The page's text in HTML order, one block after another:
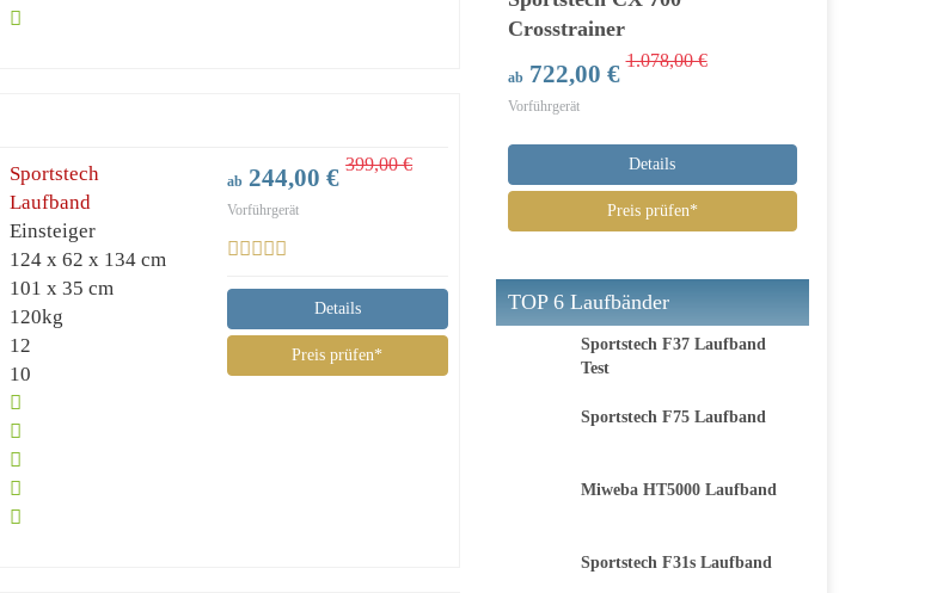
ab 244,00 €399,00 €
Vorführgerät
Details
Preis prüfen*
Sportstech
Laufband
Einsteiger
124 x 62 x 134 cm
101 x 35 cm
120kg
12
10
Crosstrainer
ab722,00 € 1.078,00 €
Vorführgerät
Details
Preis prüfen*
TOP 6 Laufbänder
Sportstech F37 Laufband
Test
Sportstech F75 Laufband
Miweba HT5000 Laufband
Sportstech F31s Laufband